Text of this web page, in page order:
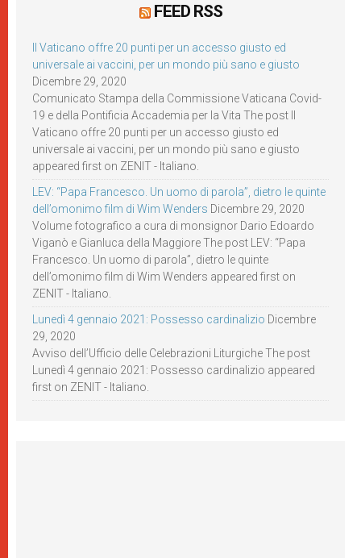
FEED RSS
Il Vaticano offre 20 punti per un accesso giusto ed
universale ai vaccini, per un mondo più sano e giusto
Dicembre 29, 2020
Comunicato Stampa della Commissione Vaticana Covid-
19 e della Pontificia Accademia per la Vita The post Il
Vaticano offre 20 punti per un accesso giusto ed
universale ai vaccini, per un mondo più sano e giusto
appeared first on ZENIT - Italiano.
LEV: “Papa Francesco. Un uomo di parola”, dietro le quinte
dell’omonimo film di Wim Wenders Dicembre 29, 2020
Volume fotografico a cura di monsignor Dario Edoardo
Viganò e Gianluca della Maggiore The post LEV: “Papa
Francesco. Un uomo di parola”, dietro le quinte
dell’omonimo film di Wim Wenders appeared first on
ZENIT - Italiano.
Lunedì 4 gennaio 2021: Possesso cardinalizio Dicembre
29, 2020
Avviso dell’Ufficio delle Celebrazioni Liturgiche The post
Lunedì 4 gennaio 2021: Possesso cardinalizio appeared
first on ZENIT - Italiano.